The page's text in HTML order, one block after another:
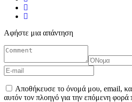
Αφήστε μια απάντηση
Αποθήκευσε το όνομά μου, email,
αυτόν τον πλοηγό για την επόμενη